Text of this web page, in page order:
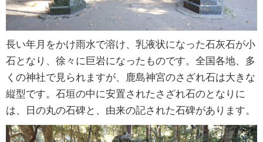
長い年月をかけ雨水で溶け、乳液状になった石灰石が小
石となり、徐々に巨岩になったものです。全国各地、多
くの神社で見られますが、鹿島神宮のさざれ石は大きな
縦型です。石垣の中に安置されたさざれ石のとなりに
は、日の丸の石碑と、由来の記された石碑があります。